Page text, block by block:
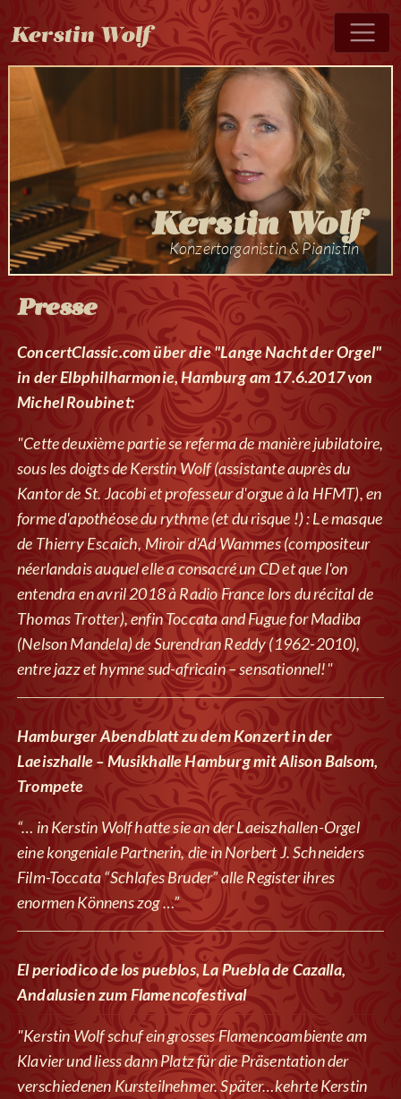
Kerstin Wolf
Kerstin Wolf
Konzertorganistin & Pianistin
Presse
ConcertClassic.com über die "Lange Nacht der Orgel"
in der Elbphilharmonie, Hamburg am 17.6.2017 von
Michel Roubinet:
"Cette deuxième partie se referma de manière jubilatoire,
sous les doigts de Kerstin Wolf (assistante auprès du
Kantor de St. Jacobi et professeur d'orgue à la HFMT), en
forme d'apothéose du rythme (et du risque !) : Le masque
de Thierry Escaich, Miroir d'Ad Wammes (compositeur
néerlandais auquel elle a consacré un CD et que l'on
entendra en avril 2018 à Radio France lors du récital de
Thomas Trotter), enfin Toccata and Fugue for Madiba
(Nelson Mandela) de Surendran Reddy (1962-2010),
entre jazz et hymne sud-africain – sensationnel!"
Hamburger Abendblatt zu dem Konzert in der
Laeiszhalle – Musikhalle Hamburg mit Alison Balsom,
Trompete
“… in Kerstin Wolf hatte sie an der Laeiszhallen-Orgel
eine kongeniale Partnerin, die in Norbert J. Schneiders
Film-Toccata “Schlafes Bruder” alle Register ihres
enormen Könnens zog …”
El periodico de los pueblos, La Puebla de Cazalla,
Andalusien zum Flamencofestival
"Kerstin Wolf schuf ein grosses Flamencoambiente am
Klavier und liess dann Platz für die Präsentation der
verschiedenen Kursteilnehmer. Später…kehrte Kerstin